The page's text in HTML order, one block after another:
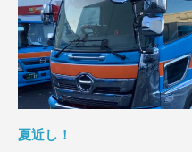
夏近し！